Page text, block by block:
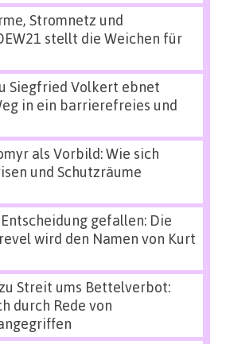
Stromnetz und
stellt die Weichen für
Siegfried Volkert ebnet
in ein barrierefreies und
als Vorbild: Wie sich
und Schutzräume
Entscheidung gefallen: Die
wird den Namen von Kurt
Streit ums Bettelverbot:
durch Rede von